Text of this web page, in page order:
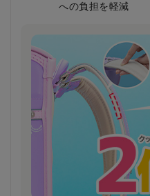
への負担を軽減